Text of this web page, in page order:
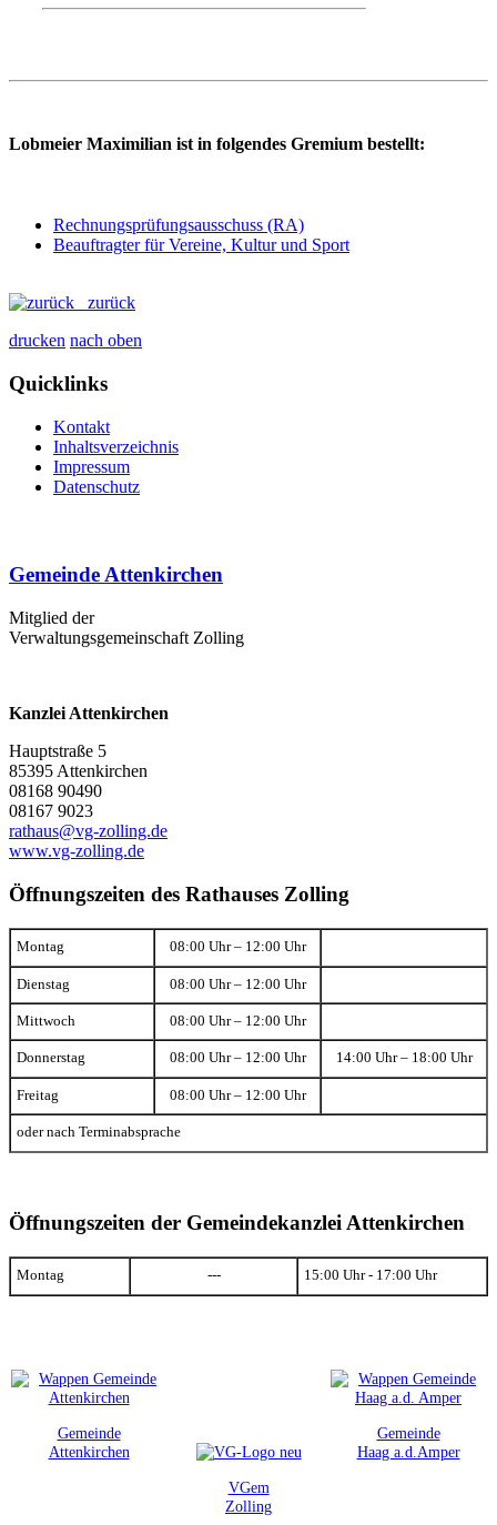
Lobmeier Maximilian ist in folgendes Gremium bestellt:
Rechnungsprüfungsausschuss (RA)
Beauftragter für Vereine, Kultur und Sport
zurück
drucken nach oben
Quicklinks
Kontakt
Inhaltsverzeichnis
Impressum
Datenschutz
Gemeinde Attenkirchen
Mitglied der
Verwaltungsgemeinschaft Zolling
Kanzlei Attenkirchen
Hauptstraße 5
85395 Attenkirchen
08168 90490
08167 9023
rathaus@vg-zolling.de
www.vg-zolling.de
Öffnungszeiten des Rathauses Zolling
Montag 08:00 Uhr – 12:00 Uhr
Dienstag 08:00 Uhr – 12:00 Uhr
Mittwoch 08:00 Uhr – 12:00 Uhr
Donnerstag 08:00 Uhr – 12:00 Uhr 14:00 Uhr – 18:00 Uhr
Freitag 08:00 Uhr – 12:00 Uhr
oder nach Terminabsprache
Öffnungszeiten der Gemeindekanzlei Attenkirchen
Montag --- 15:00 Uhr - 17:00 Uhr
Gemeinde
Attenkirchen
VGem
Zolling
Gemeinde
Haag a.d.Amper